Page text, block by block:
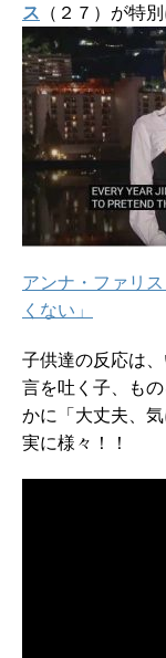
ス （２７）が特
アンナ・ファリ
くない」
子供達の反応は
言を吐く子、も
かに「大丈夫、
実に様々！！